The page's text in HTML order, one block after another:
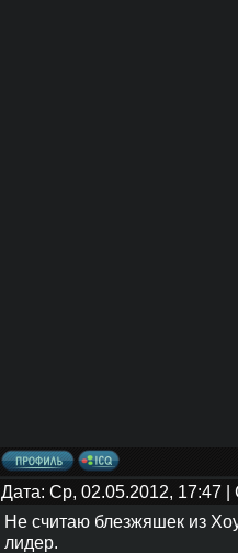
Дата: Ср, 02.05.2012, 17:47
Не считаю блезжяшек из
лидер.